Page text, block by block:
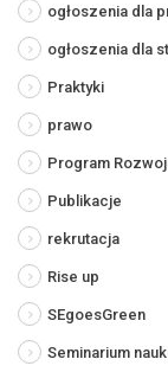
ogłoszenia dla
ogłoszenia dla
Praktyki
prawo
Program
Publikacje
rekrutacja
Rise up
SEgoesGreen
Seminarium